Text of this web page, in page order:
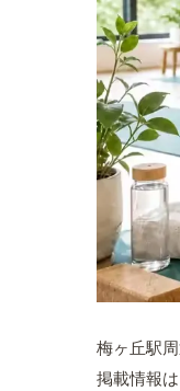
梅ヶ丘駅
掲載情報